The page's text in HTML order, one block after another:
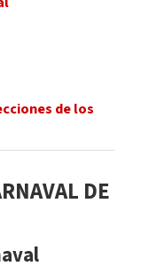
de los
DE